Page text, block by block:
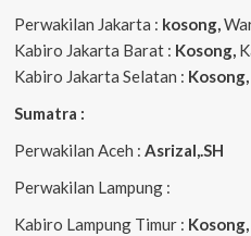
Perwakilan Jakarta : kosong,
Kabiro Jakarta Barat : Kosong,
Kabiro Jakarta Selatan : Kosong,
Sumatra :
Perwakilan Aceh : Asrizal,.SH
Perwakilan Lampung :
Kabiro Lampung Timur : Kosong,